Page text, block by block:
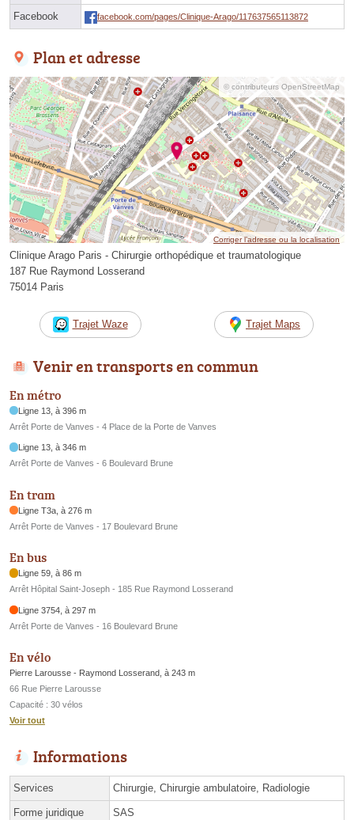
Facebook facebook.com/pages/Clinique-Arago/117637565113872
Plan et adresse
© contributeurs OpenStreetMap
Corriger l’adresse ou la localisation
Clinique Arago Paris - Chirurgie orthopédique et traumatologique
187 Rue Raymond Losserand
75014 Paris
Trajet Waze Trajet Maps
Venir en transports en commun
En métro
Ligne 13, à 396 m
Arrêt Porte de Vanves - 4 Place de la Porte de Vanves
Ligne 13, à 346 m
Arrêt Porte de Vanves - 6 Boulevard Brune
En tram
Ligne T3a, à 276 m
Arrêt Porte de Vanves - 17 Boulevard Brune
En bus
Ligne 59, à 86 m
Arrêt Hôpital Saint-Joseph - 185 Rue Raymond Losserand
Ligne 3754, à 297 m
Arrêt Porte de Vanves - 16 Boulevard Brune
En vélo
Pierre Larousse - Raymond Losserand, à 243 m
66 Rue Pierre Larousse
Capacité : 30 vélos
Voir tout
Informations
Services Chirurgie, Chirurgie ambulatoire, Radiologie
Forme juridique SAS